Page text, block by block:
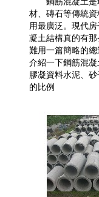
材、磚石等傳統
用最廣泛。現代
凝土結構真的有
難用一篇簡略的
介紹一下鋼筋
膠凝資料水泥、
的比例